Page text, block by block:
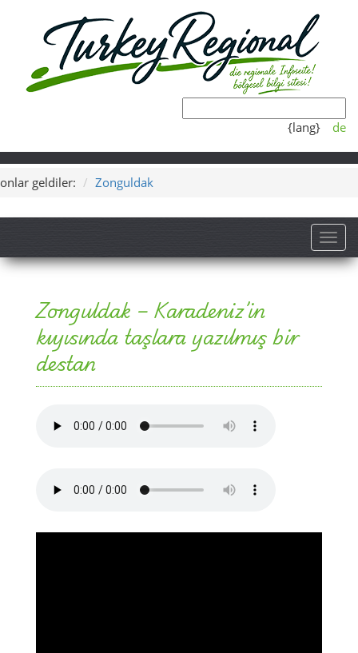
{lang} de
onlar geldiler: Zonguldak
Zonguldak – Karadeniz’in
kıyısında taşlara yazılmış bir
destan